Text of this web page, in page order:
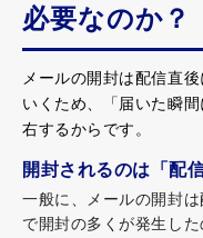
必要なのか？
メールの開封は配信直
いくため、「届いた瞬
右するからです。
開封されるのは「配
一般に、メールの開封
で開封の多くが発生し